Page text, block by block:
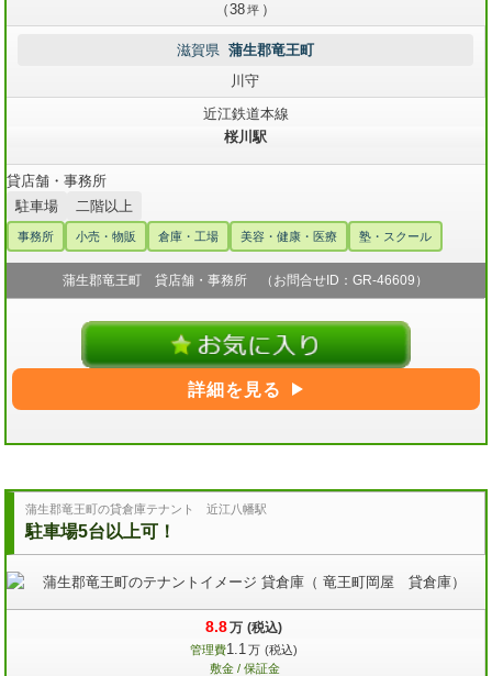
（38 坪 ）
滋賀県 蒲生郡竜王町
川守
近江鉄道本線
桜川駅
貸店舗・事務所
駐車場
二階以上
事務所 小売・物販 倉庫・工場 美容・健康・医療 塾・スクール
蒲生郡竜王町 貸店舗・事務所 （お問合せID：GR-46609）
詳細を見る
蒲生郡竜王町の貸倉庫テナント 近江八幡駅
駐車場5台以上可！
8.8万 (税込)
管理費1.1 万 (税込)
敷金 / 保証金